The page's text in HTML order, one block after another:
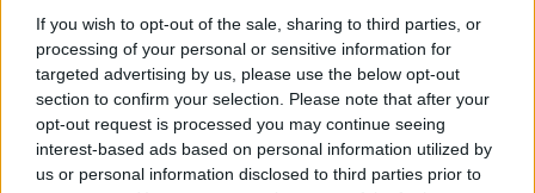
If you wish to opt-out of the sale, sharing to third parties, or
processing of your personal or sensitive information for
targeted advertising by us, please use the below opt-out
section to confirm your selection. Please note that after your
opt-out request is processed you may continue seeing
interest-based ads based on personal information utilized by
us or personal information disclosed to third parties prior to
socialiste Valbona Kola:
Jam shërbëtore e popullit,
karrigia është e
përkohshme, nëse
qytetarët janë kundër, unë
jam me ta (VIDEO)
Vangjeli: Fituesja e lidhur
me skandale në Spanjë, të
nisë hetimi i SPAK